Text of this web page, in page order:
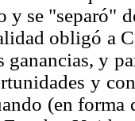
y se "separó"
obligó a
ganancias, y
y
(en